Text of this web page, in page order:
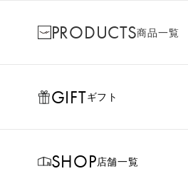
PRODUCTS商品一覧
GIFTギフト
SHOP店舗一覧